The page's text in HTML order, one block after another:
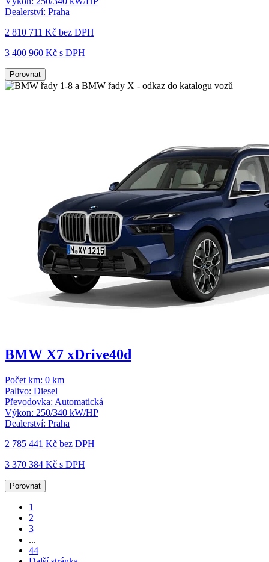
Dealerství: Praha
2 810 711 Kč bez DPH
3 400 960 Kč s DPH
Porovnat
BMW X7 xDrive40d
Počet km: 0 km
Palivo: Diesel
Převodovka: Automatická
Výkon: 250/340 kW/HP
Dealerství: Praha
2 785 441 Kč bez DPH
3 370 384 Kč s DPH
Porovnat
1
2
3
...
44